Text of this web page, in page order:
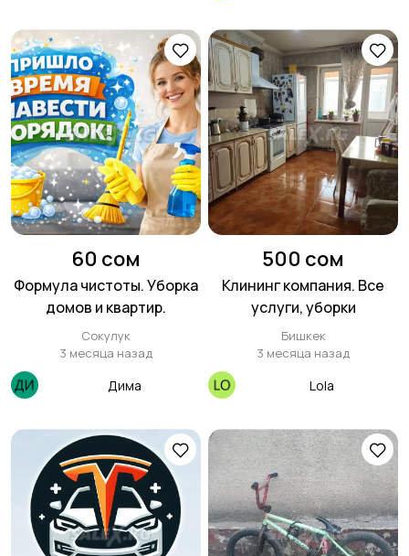
60 сом
Формула чистоты. Уборка
домов и квартир.
Сокулук
3 месяца назад
Дима
500 сом
Клининг компания. Все
услуги, уборки
Бишкек
3 месяца назад
Lola